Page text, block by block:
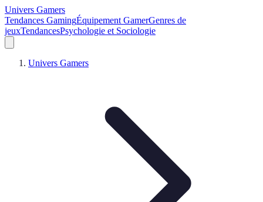
Univers Gamers
Tendances GamingÉquipement GamerGenres de
jeuxTendancesPsychologie et Sociologie
Univers Gamers